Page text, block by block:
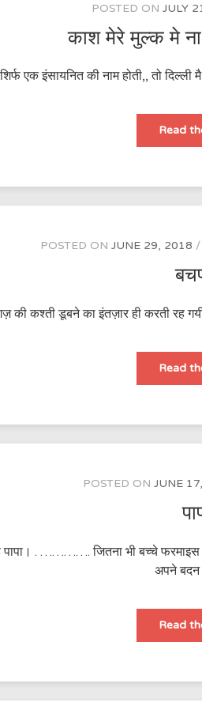
POSTED ON JULY
काश मेरे मुल्क मे ना
एक इंसायनित की नाम होती,, तो
Read
POSTED ON JUNE 29, 2018
की कश्ती डूबने का इंतज़ार ही करती
Read
POSTED ON JUNE
पापा। . …………. जितना भी बच्चे
अपने
Read